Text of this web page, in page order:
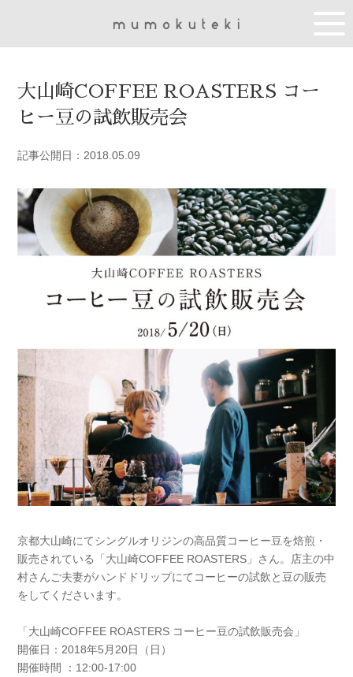
大山崎COFFEE ROASTERS コー
ヒー豆の試飲販売会
記事公開日：2018.05.09
京都大山崎にてシングルオリジンの高品質コーヒー豆を焙煎・
販売されている「大山崎COFFEE ROASTERS」さん。店主の中
村さんご夫妻がハンドドリップにてコーヒーの試飲と豆の販売
をしてくださいます。
「大山崎COFFEE ROASTERS コーヒー豆の試飲販売会」
開催日：2018年5月20日（日）
開催時間 ：12:00-17:00